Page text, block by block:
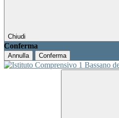
Chiudi
Conferma
Annulla Conferma